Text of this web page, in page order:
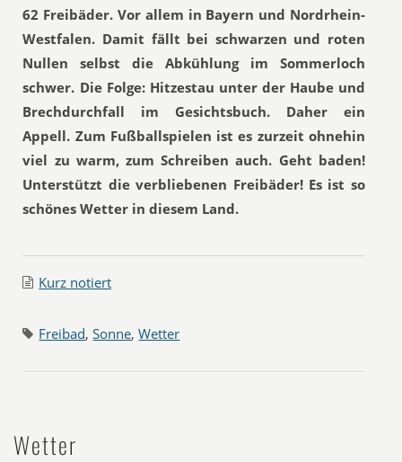
62 Freibäder. Vor allem in Bayern und Nordrhein-
Westfalen. Damit fällt bei schwarzen und roten
Nullen selbst die Abkühlung im Sommerloch
schwer. Die Folge: Hitzestau unter der Haube und
Brechdurchfall im Gesichtsbuch. Daher ein
Appell. Zum Fußballspielen ist es zurzeit ohnehin
viel zu warm, zum Schreiben auch. Geht baden!
Unterstützt die verbliebenen Freibäder! Es ist so
schönes Wetter in diesem Land.
Kurz notiert
Freibad,Sonne,Wetter
Wetter